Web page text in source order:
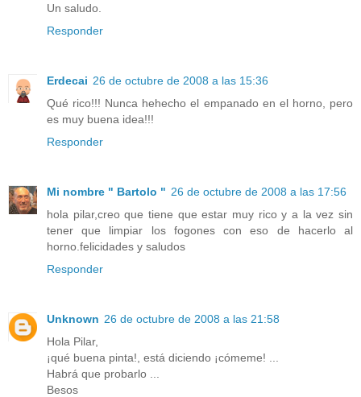
Un saludo.
Responder
Erdecai 26 de octubre de 2008 a las 15:36
Qué rico!!! Nunca hehecho el empanado en el horno, pero
es muy buena idea!!!
Responder
Mi nombre " Bartolo " 26 de octubre de 2008 a las 17:56
hola pilar,creo que tiene que estar muy rico y a la vez sin
tener que limpiar los fogones con eso de hacerlo al
horno.felicidades y saludos
Responder
Unknown 26 de octubre de 2008 a las 21:58
Hola Pilar,
¡qué buena pinta!, está diciendo ¡cómeme! ...
Habrá que probarlo ...
Besos